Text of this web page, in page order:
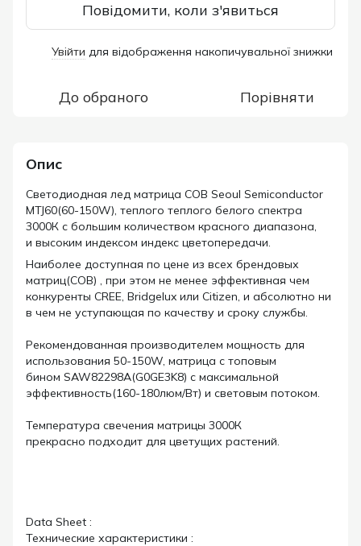
Повідомити, коли з'явиться
Увійти для відображення накопичувальної знижки
До обраного Порівняти
Опис
Светодиодная лед матрица COB Seoul Semiconductor
MTJ60(60-150W), теплого теплого белого cпектра
3000К с большим количеством красного диапазона,
и высоким индексом индекс цветопередачи.
Наиболее доступная по цене из всех брендовых
матриц(СОВ) , при этом не менее эффективная чем
конкуренты CREE, Bridgelux или Сitizen, и абсолютно ни
в чем не уступающая по качеству и сроку службы.
Рекомендованная производителем мощность для
использования 50-150W, матрица с топовым
бином SAW82298A(G0GE3K8) с максимальной
эффективность(160-180люм/Вт) и световым потоком.
Температура свечения матрицы 3000К
прекрасно подходит для цветущих растений.
Data Sheet :
Технические характеристики :